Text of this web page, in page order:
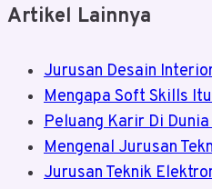
Artikel Lainnya
Jurusan Desain
Mengapa Soft Skills
Peluang Karir Di
Mengenal Jurusan
Jurusan Teknik